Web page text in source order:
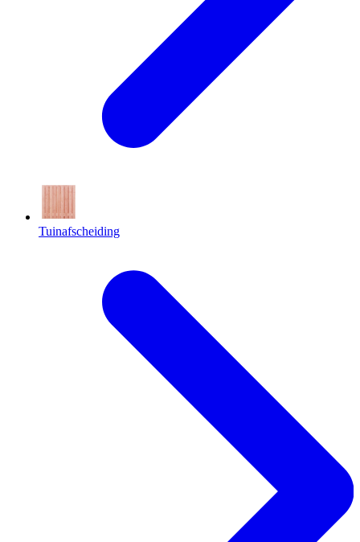
Tuinafscheiding